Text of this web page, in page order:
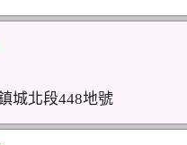
城北段448地號